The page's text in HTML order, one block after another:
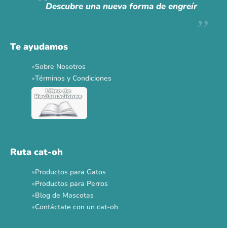
Ver todas las promos 🐾
Descubre una nueva forma de engreír
Te ayudamos
Sobre Nosotros
Términos y Condiciones
Ruta cat-oh
Productos para Gatos
Productos para Perros
Blog de Mascotas
Contáctate con un cat-oh